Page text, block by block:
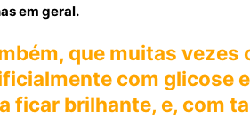
em geral.
que muitas vezes
com glicose
ficar brilhante, e, com